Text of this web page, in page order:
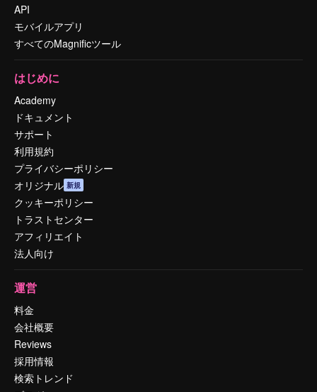
API
モバイルアプリ
すべてのMagnificツール
はじめに
Academy
ドキュメント
サポート
利用規約
プライバシーポリシー
オリジナル 新規
クッキーポリシー
トラストセンター
アフィリエイト
法人向け
運営
料金
会社概要
Reviews
採用情報
検索トレンド